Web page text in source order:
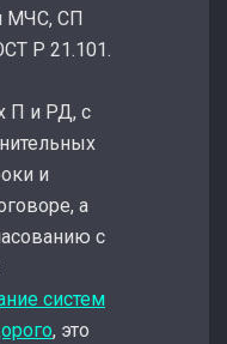
МЧС, СП
Р 21.101.
П и РД, с
и
а
с
систем
, это